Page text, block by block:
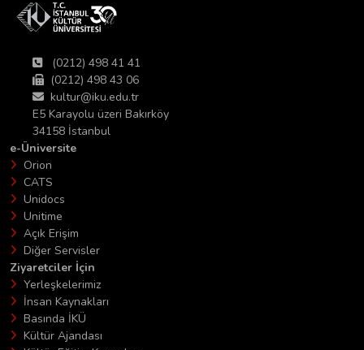
(0212) 498 41 41
(0212) 498 43 06
kultur@iku.edu.tr
E5 Karayolu üzeri Bakırköy
34158 İstanbul
e-Üniversite
Orion
CATS
Unidocs
Unitime
Açık Erişim
Diğer Servisler
Ziyaretciler İçin
Yerleşkelerimiz
İnsan Kaynakları
Basında İKÜ
Kültür Ajandası